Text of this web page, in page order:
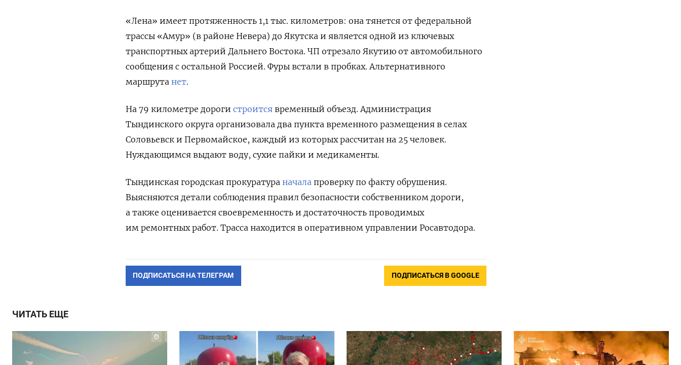
«Лена» имеет протяженность 1,1 тыс. километров: она тянется от федеральной
трассы «Амур» (в районе Невера) до Якутска и является одной из ключевых
транспортных артерий Дальнего Востока. ЧП отрезало Якутию от автомобильного
сообщения с остальной Россией. Фуры встали в пробках. Альтернативного
маршрута нет.
На 79 километре дороги строится временный объезд. Администрация
Тындинского округа организовала два пункта временного размещения в селах
Соловьевск и Первомайское, каждый из которых рассчитан на 25 человек.
Нуждающимся выдают воду, сухие пайки и медикаменты.
Тындинская городская прокуратура начала проверку по факту обрушения.
Выясняются детали соблюдения правил безопасности собственником дороги,
а также оценивается своевременность и достаточность проводимых
им ремонтных работ. Трасса находится в оперативном управлении Росавтодора.
ПОДПИСАТЬСЯ НА ТЕЛЕГРАМ ПОДПИСАТЬСЯ В GOOGLE
ЧИТАТЬ ЕЩЕ